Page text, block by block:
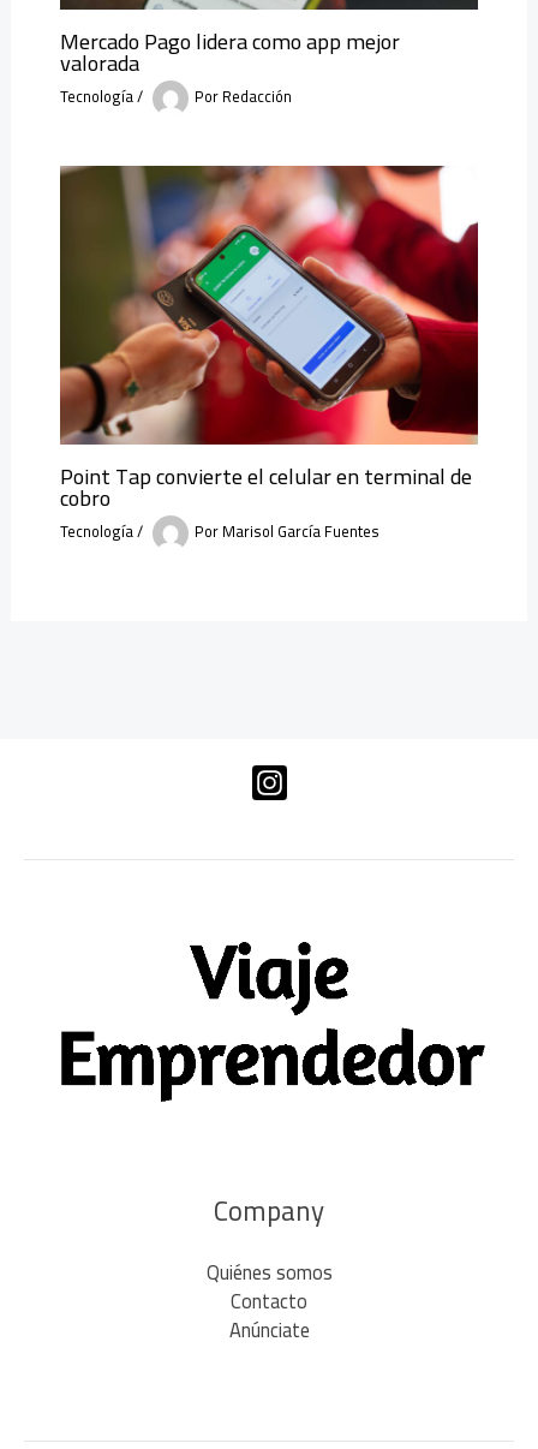
Mercado Pago lidera como app mejor
valorada
Tecnología/ PorRedacción
Point Tap convierte el celular en terminal de
cobro
Tecnología/ PorMarisol García Fuentes
Company
Quiénes somos
Contacto
Anúnciate